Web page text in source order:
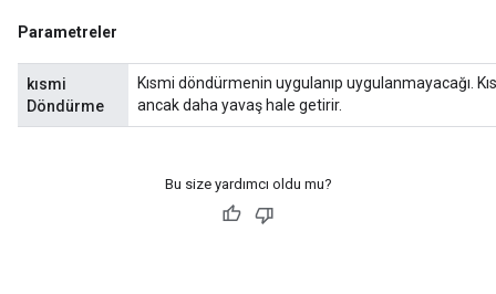
Parametreler
kısmi
Döndürme
Kısmi döndürmenin uygulanıp uygulanmayacağı.
ancak daha yavaş hale getirir.
Bu size yardımcı oldu mu?